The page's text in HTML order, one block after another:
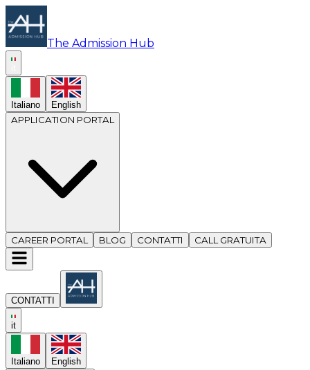
The Admission Hub
Italiano English
APPLICATION PORTAL
CAREER PORTAL BLOG CONTATTI CALL GRATUITA
CONTATTI
it
Italiano
English